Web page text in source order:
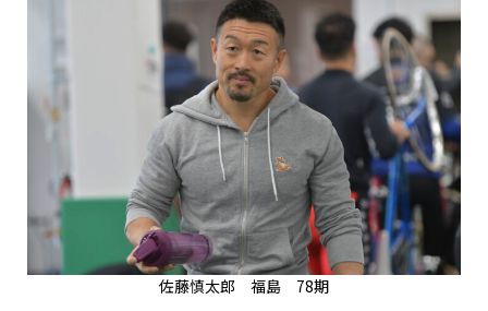
佐藤慎太郎 福島 78期